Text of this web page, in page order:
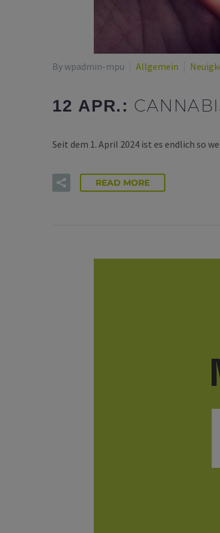
By wpadmin-mpu Allgemein
12 APR.:
Seit dem 1. April 2024 ist es endlich so
READ MORE